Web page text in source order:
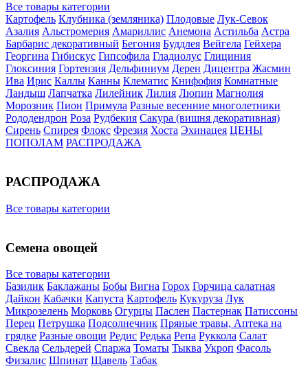
Все товары категории
Картофель Клубника (земляника) Плодовые Лук-Севок
Азалия Альстромерия Амариллис Анемона Астильба Астра
Барбарис декоративный Бегония Буддлея Вейгела Гейхера
Георгина Гибискус Гипсофила Гладиолус Глициния
Глоксиния Гортензия Дельфиниум Дерен Дицентра Жасмин
Ива Ирис Каллы Канны Клематис Книфофия Комнатные
Ландыш Лапчатка Лилейник Лилия Люпин Магнолия
Морозник Пион Примула Разные весенние многолетники
Рододендрон Роза Рудбекия Сакура (вишня декоративная)
Сирень Спирея Флокс Фрезия Хоста Эхинацея ЦЕНЫ
ПОПОЛАМ РАСПРОДАЖА
РАСПРОДАЖА
Все товары категории
Семена овощей
Все товары категории
Базилик Баклажаны Бобы Вигна Горох Горчица салатная
Дайкон Кабачки Капуста Картофель Кукуруза Лук
Микрозелень Морковь Огурцы Паслен Пастернак Патиссоны
Перец Петрушка Подсолнечник Пряные травы, Аптека на
грядке Разные овощи Редис Редька Репа Руккола Салат
Свекла Сельдерей Спаржа Томаты Тыква Укроп Фасоль
Физалис Шпинат Щавель Табак